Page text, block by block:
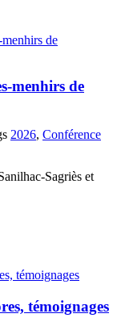
menhirs de
2026, Conférence
Sagriès et
témoignages